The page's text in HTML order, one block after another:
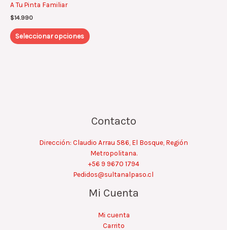
A Tu Pinta Familiar
$14.990
Seleccionar opciones producto
Contacto
Dirección: Claudio Arrau 586, El Bosque, Región
Metropolitana.
+56 9 9670 1794
Pedidos@sultanalpaso.cl
Mi Cuenta
Mi cuenta
Carrito